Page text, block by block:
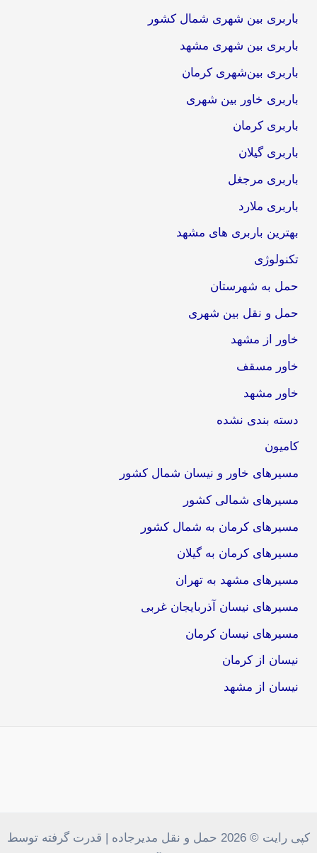
باربری بین شهری شمال کشور
باربری بین شهری مشهد
باربری بین‌شهری کرمان
باربری خاور بین شهری
باربری کرمان
باربری گیلان
باربری مرجغل
باربری ملارد
بهترین باربری های مشهد
تکنولوژی
حمل به شهرستان
حمل و نقل بین شهری
خاور از مشهد
خاور مسقف
خاور مشهد
دسته بندی نشده
کامیون
مسیرهای خاور و نیسان شمال کشور
مسیرهای شمالی کشور
مسیرهای کرمان به شمال کشور
مسیرهای کرمان به گیلان
مسیرهای مشهد به تهران
مسیرهای نیسان آذربایجان غربی
مسیرهای نیسان کرمان
نیسان از کرمان
نیسان از مشهد
کپی رایت © 2026 حمل و نقل مدیرجاده | قدرت گرفته توسط